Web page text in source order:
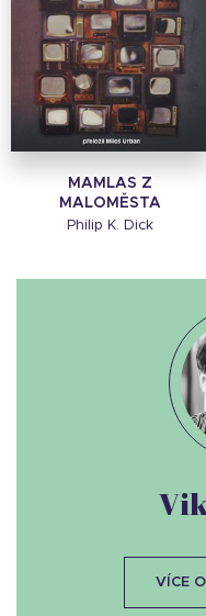
MAMLAS Z
MALOMĚSTA
Philip K. Dick
VÍCE